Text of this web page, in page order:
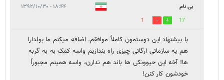
بی نام ۱۸:۴۴ - ۱۳۹۲/۱۰/۳۰
17
1
با پیشنهاد این دوستمون کاملاً موافقم. اضافه میکنم ما پولدارا
هم یه سازمانی ارگانی چیزی راه بندازیم واسه کمک به به گربه
ها! آخه این حیوونکی ها باند هم ندارن، واسه همینم مجبوراً
خودشون کار کنن!